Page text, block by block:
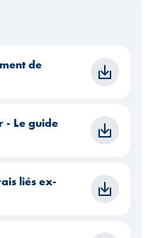
de
- Le guide
liés ex-